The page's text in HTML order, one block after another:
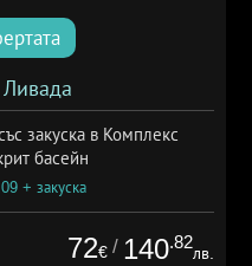
закуска в Комплекс
басейн
+ закуска
72€ / 140.82
лв.